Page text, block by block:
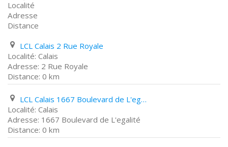
Localité
Adresse
Distance
LCL Calais 2 Rue Royale
Calais
2 Rue Royale
0 km
LCL Calais 1667 Boulevard de L'egalité
Calais
1667 Boulevard de L'egalité
0 km